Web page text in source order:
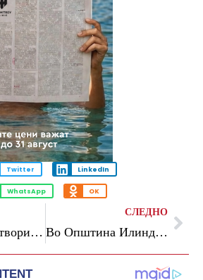
Twitter LinkedIn
WhatsApp OK
Приведени четворица албански државјани за незаконит риболов во Преспанското Езеро
СЛЕДНО
Во Општина Илинден се одржа Меѓународниот фолклорен фестивал „Св. Троица“